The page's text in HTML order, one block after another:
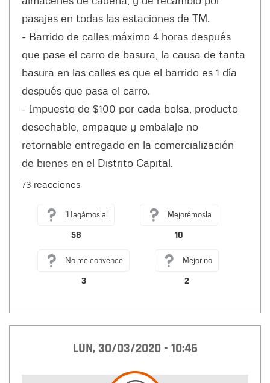
pasajes en todas las estaciones de TM.
- Barrido de calles máximo 4 horas después
que pase el carro de basura, la causa de tanta
basura en las calles es que el barrido es 1 día
después que pasa el carro.
- Impuesto de $100 por cada bolsa, producto
desechable, empaque y embalaje no
retornable entregado en la comercialización
de bienes en el Distrito Capital.
73 reacciones
¡Hagámosla!
58
Mejorémosla
10
No me convence
3
Mejor no
2
LUN, 30/03/2020 - 10:46